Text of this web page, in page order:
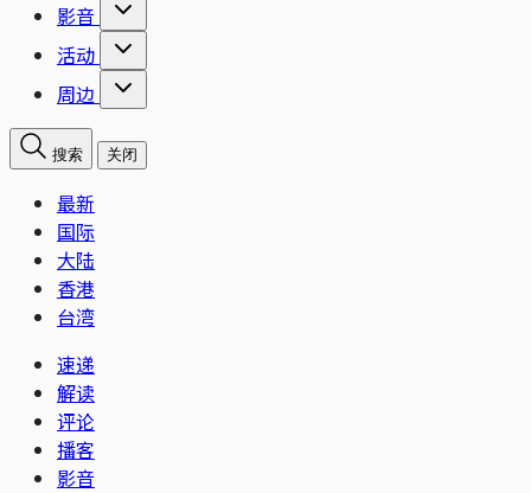
影音
活动
周边
搜索 关闭
最新
国际
大陆
香港
台湾
速递
解读
评论
播客
影音